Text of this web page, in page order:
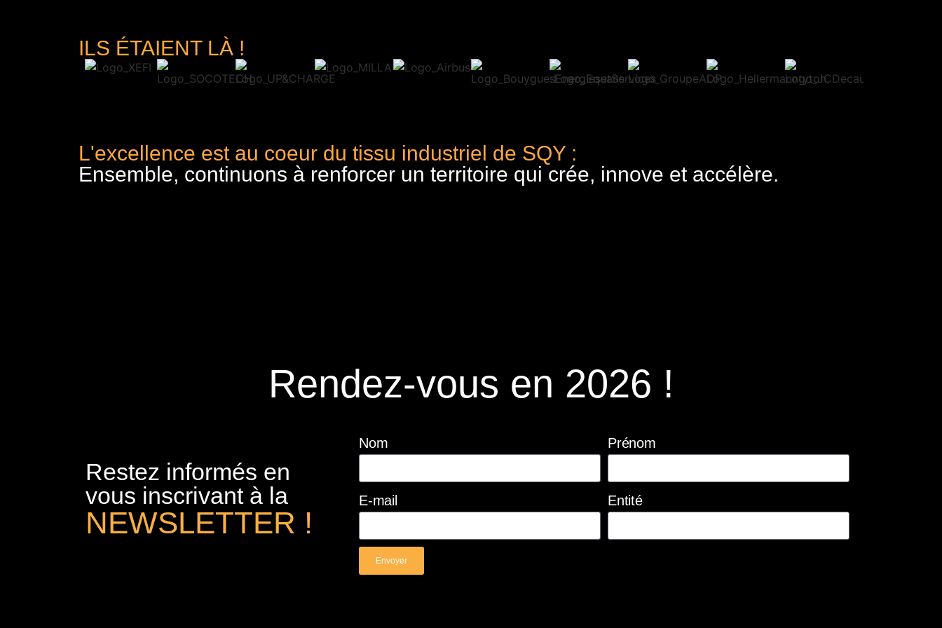
ILS ÉTAIENT LÀ !
L'excellence est au coeur du tissu industriel de SQY :
Ensemble, continuons à renforcer un territoire qui crée, innove et accélère.
Rendez-vous en 2026 !
Restez informés en
vous inscrivant à la
NEWSLETTER !
Nom Prénom
E-mail Entité
Envoyer